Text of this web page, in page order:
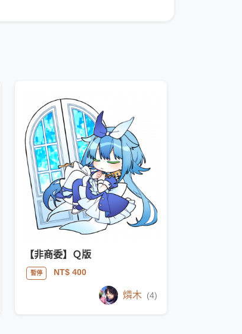
【非商委】Ｑ版
暫停 NT$ 400
燐木 (4)